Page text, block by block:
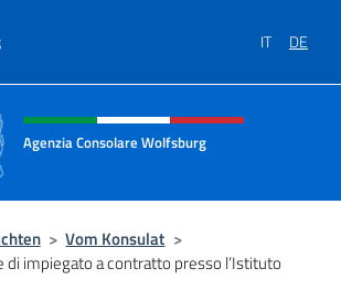
IT DE
Social und Menü
Agenzia Consolare Wolfsburg
> Vom Konsulat >
di impiegato a contratto presso l’Istituto